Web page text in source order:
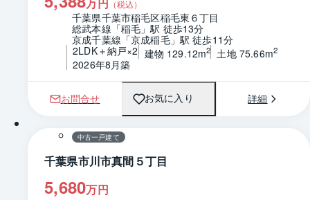
（税込）
千葉県千葉市稲毛区稲毛東６丁目
総武本線「稲毛」駅 徒歩13分
京成千葉線「京成稲毛」駅 徒歩11分
2LDK＋納戸×2 建物 129.12m2 土地 75.66m2
2026年8月築
お問合せ お気に入り 詳細
1 / 0 間取り
中古一戸建て
千葉県市川市真間５丁目
5,680万円